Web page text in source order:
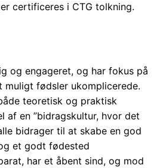
certificeres i CTG tolkning.
og engageret, og har fokus på
muligt fødsler ukomplicerede.
teoretisk og praktisk
af en ”bidragskultur, hvor det
bidrager til at skabe en god
et godt fødested
har et åbent sind, og mod